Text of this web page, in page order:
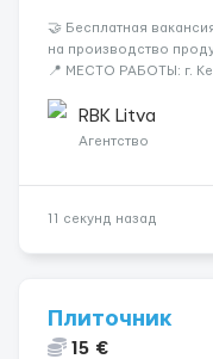
🤝 Бесплатная
на производство
📍 МЕСТО РАБОТЫ: г.
нужен 📆 ГРАФИК
RBK Litva
Агентство
11 секунд назад
Плиточник
15 €